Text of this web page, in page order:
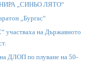
„СИНЬО ЛЯТО“
„Бургас“
участваха на Държавното
ДЛОП по плуване на 50-